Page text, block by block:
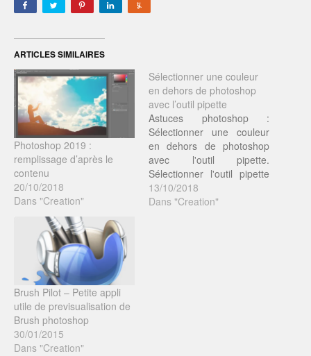
ARTICLES SIMILAIRES
Photoshop 2019 :
remplissage d’après le
contenu
20/10/2018
Dans "Creation"
Sélectionner une couleur
en dehors de photoshop
avec l’outil pipette
Astuces photoshop :
Sélectionner une couleur
en dehors de photoshop
avec l'outil pipette.
Sélectionner l'outil pipette
Cliquez et maintenez la
pipette avec votre souris
13/10/2018
Dans "Creation"
Brush Pilot – Petite appli
utile de previsualisation de
Brush photoshop
30/01/2015
Dans "Creation"